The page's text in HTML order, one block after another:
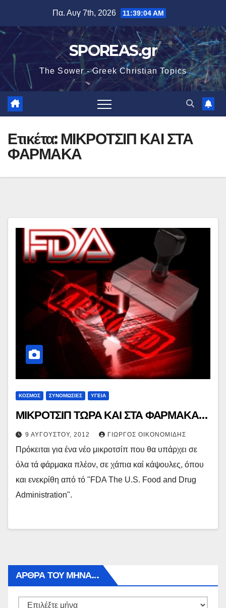
περιεχόμενο
Πα. Αυγ 7th, 2026 11:39:05 AM
SPOREAS.gr
The Sower - Greek Christian Topics
Ετικέτα: ΜΙΚΡΟΤΣΙΠ ΚΑΙ ΣΤΑ
ΦΑΡΜΑΚΑ
ΚΟΣΜΟΣ ΣΥΝΟΜΩΣΙΕΣ ΥΓΕΙΑ
ΜΙΚΡΟΤΣΙΠ ΤΩΡΑ ΚΑΙ ΣΤΑ ΦΑΡΜΑΚΑ…
9 ΑΥΓΟΎΣΤΟΥ, 2012 ΓΙΏΡΓΟΣ ΟΙΚΟΝΟΜΊΔΗΣ
Πρόκειται για ένα νέο μικροτσίπ που θα υπάρχει σε
όλα τά φάρμακα πλέον, σε χάπια καί κάψουλες, όπου
και ενεκρίθη από τό "FDA The U.S. Food and Drug
Administration".
ΑΡΘΡΑ ΤΟΥ ΜΉΝΑ…
Αρθρα